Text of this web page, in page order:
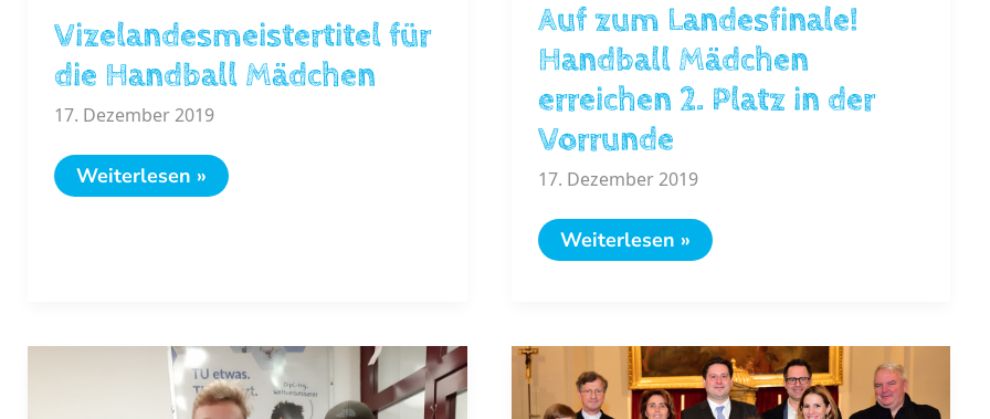
Vizelandesmeistertitel für
die Handball Mädchen
17. Dezember 2019
Vizelandesmeistertitel
für
Weiterlesen »
Auf zum Landesfinale!
Handball Mädchen
erreichen 2. Platz in der
Vorrunde
17. Dezember 2019
Auf
zum
Platz
in
Weiterlesen »